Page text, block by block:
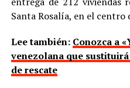
Santa Rosalía, en el centro
Lee también: Conozca a
venezolana que
de rescate